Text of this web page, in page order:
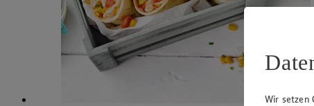
Wir setzen